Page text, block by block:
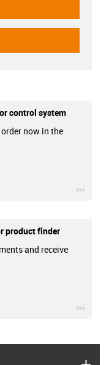
control system
now in the
product finder
and receive